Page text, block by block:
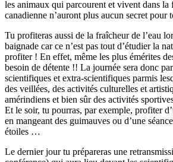
les animaux qui parcourent et vivent dans la
canadienne n’auront plus aucun secret pour
Tu profiteras aussi de la fraîcheur de l’eau
baignade car ce n’est pas tout d’étudier la
profiter ! En effet, même les plus émérites
besoin de détente !! La journée sera donc
scientifiques et extra-scientifiques parmis
des veillées, des activités culturelles et
amérindiens et bien sûr des activités
Et le soir, tu pourras, par exemple, profiter
en mangeant des guimauves ou d’une
étoiles …
Le dernier jour tu prépareras une